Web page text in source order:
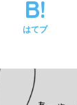
はてブ